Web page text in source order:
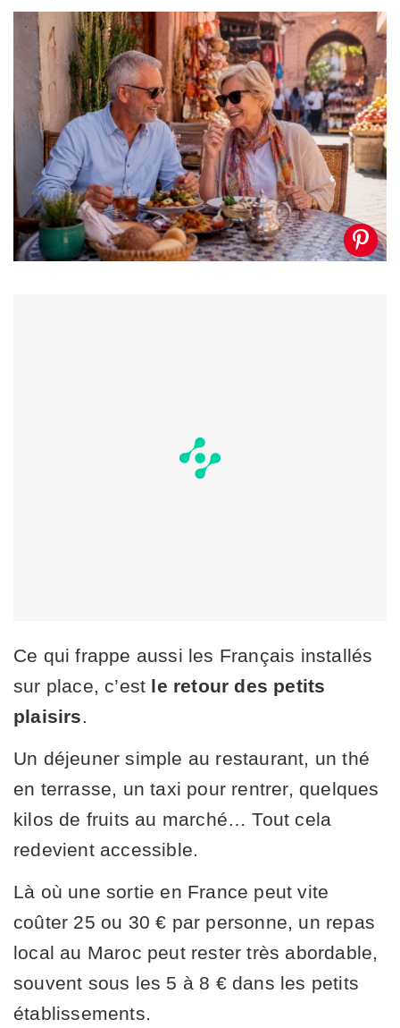
Ce qui frappe aussi les Français installés
sur place, c’est le retour des petits
plaisirs
Un déjeuner simple au restaurant, un thé
en terrasse, un taxi pour rentrer, quelques
kilos de fruits au marché… Tout cela
redevient accessible.
Là où une sortie en France peut vite
coûter 25 ou 30 € par personne, un repas
local au Maroc peut rester très abordable,
souvent sous les 5 à 8 € dans les petits
établissements.